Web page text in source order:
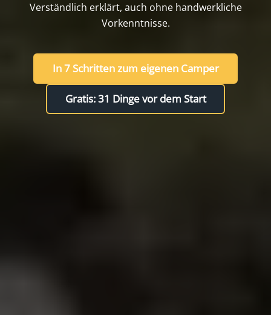
Verständlich erklärt, auch ohne handwerkliche
Vorkenntnisse.
In 7 Schritten zum eigenen Camper
Gratis: 31 Dinge vor dem Start